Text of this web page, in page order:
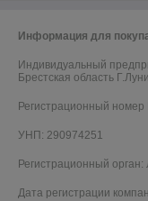
Информация для
Индивидуальный
Брестская область
Регистрационный
УНП: 290974251
Регистрационный
Дата регистрации